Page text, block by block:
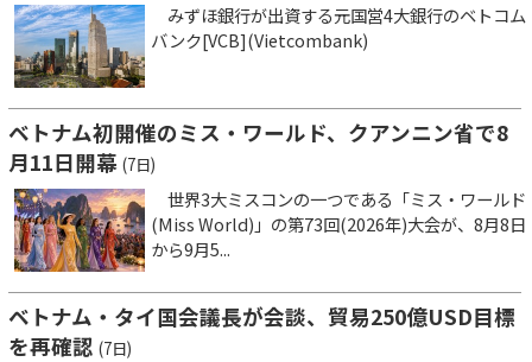
みずほ銀行が出資する元国営4大銀行のベトコム
バンク[VCB](Vietcombank)
ベトナム初開催のミス・ワールド、クアンニン省で8
月11日開幕 (7日)
世界3大ミスコンの一つである「ミス・ワールド
(Miss World)」の第73回(2026年)大会が、8月8日
から9月5...
ベトナム・タイ国会議長が会談、貿易250億USD目標
を再確認 (7日)